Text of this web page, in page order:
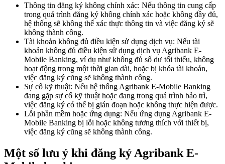
Thông tin đăng ký không chính xác: Nếu thông tin cung cấp
trong quá trình đăng ký không chính xác hoặc không đầy đủ,
hệ thống sẽ không thể xác thực thông tin và việc đăng ký sẽ
không thành công.
Tài khoản không đủ điều kiện sử dụng dịch vụ: Nếu tài
khoản không đủ điều kiện sử dụng dịch vụ Agribank E-
Mobile Banking, ví dụ như không đủ số dư tối thiểu, không
hoạt động trong một thời gian dài, hoặc bị khóa tài khoản,
việc đăng ký cũng sẽ không thành công.
Sự cố kỹ thuật: Nếu hệ thống Agribank E-Mobile Banking
đang gặp sự cố kỹ thuật hoặc đang trong quá trình bảo trì,
việc đăng ký có thể bị gián đoạn hoặc không thực hiện được.
Lỗi phần mềm hoặc ứng dụng: Nếu ứng dụng Agribank E-
Mobile Banking bị lỗi hoặc không tương thích với thiết bị,
việc đăng ký cũng sẽ không thành công.
Một số lưu ý khi đăng ký Agribank E-